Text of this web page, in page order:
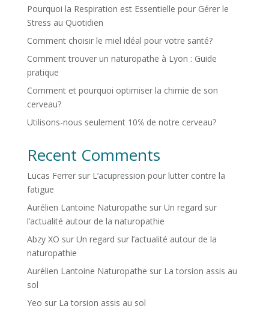
Pourquoi la Respiration est Essentielle pour Gérer le
Stress au Quotidien
Comment choisir le miel idéal pour votre santé?
Comment trouver un naturopathe à Lyon : Guide
pratique
Comment et pourquoi optimiser la chimie de son
cerveau?
Utilisons-nous seulement 10℅ de notre cerveau?
Recent Comments
Lucas Ferrersur L’acupression pour lutter contre la
fatigue
Aurélien Lantoine Naturopathe sur Un regard sur
l’actualité autour de la naturopathie
Abzy XO sur Un regard sur l’actualité autour de la
naturopathie
Aurélien Lantoine Naturopathe sur La torsion assis au
sol
Yeo sur La torsion assis au sol